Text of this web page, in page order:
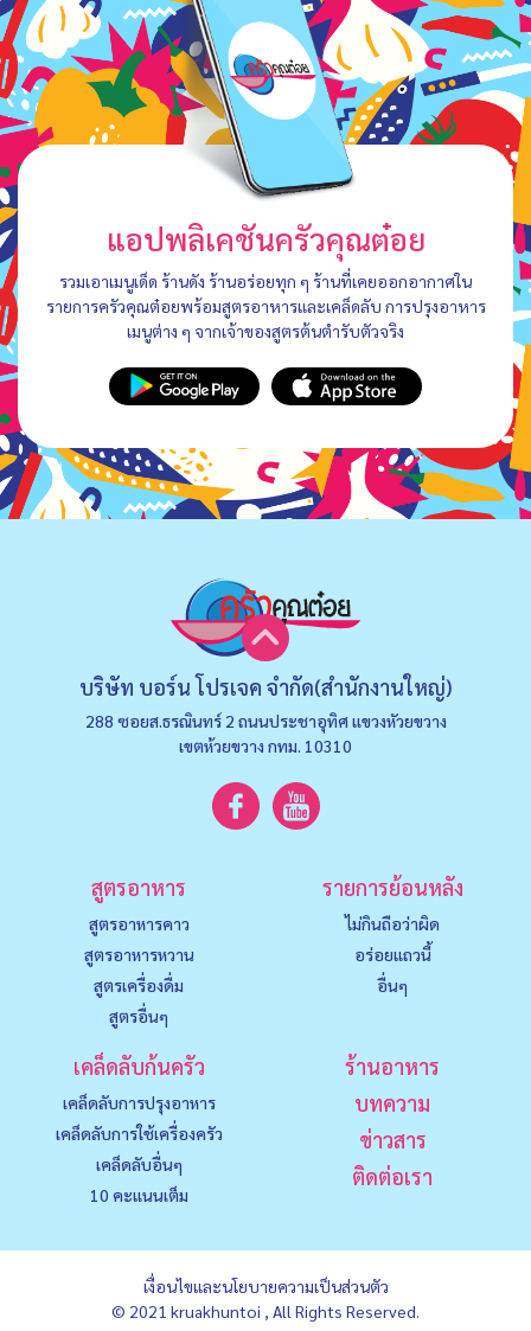
แอปพลิเคชันครัวคุณต๋อย
รวมเอาเมนูเด็ด ร้านดัง ร้านอร่อยทุก ๆ ร้านที่เคยออกอากาศใน
รายการครัวคุณต๋อยพร้อมสูตรอาหารและเคล็ดลับ การปรุงอาหาร
เมนูต่าง ๆ จากเจ้าของสูตรต้นตำรับตัวจริง
บริษัท บอร์น โปรเจค จำกัด(สำนักงานใหญ่)
288 ซอยส.ธรณินทร์ 2 ถนนประชาอุทิศ แขวงหัวยขวาง
เขตห้วยขวาง กทม. 10310
สูตรอาหาร
สูตรอาหารคาว
สูตรอาหารหวาน
สูตรเครื่องดื่ม
สูตรอื่นๆ
รายการย้อนหลัง
ไม่กินถือว่าผิด
อร่อยแถวนี้
อื่นๆ
เคล็ดลับก้นครัว
เคล็ดลับการปรุงอาหาร
เคล็ดลับการใช้เครื่องครัว
เคล็ดลับอื่นๆ
10 คะแนนเต็ม
ร้านอาหาร
บทความ
ข่าวสาร
ติดต่อเรา
เงื่อนไขและนโยบายความเป็นส่วนตัว
© 2021 kruakhuntoi , All Rights Reserved.